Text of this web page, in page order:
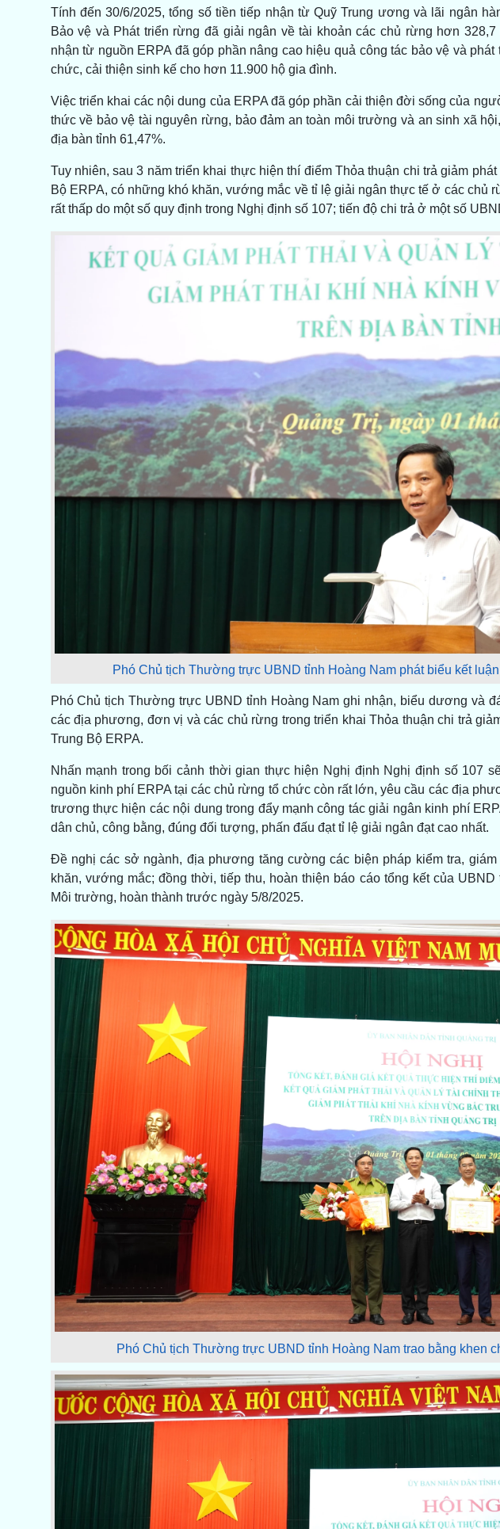
Tính đến 30/6/2025, tổng số tiền tiếp nhận từ Quỹ Trung ương và lãi ngân
Bảo vệ và Phát triển rừng đã giải ngân về tài khoản các chủ rừng hơn
nhận từ nguồn ERPA đã góp phần nâng cao hiệu quả công tác bảo vệ và
chức, cải thiện sinh kế cho hơn 11.900 hộ gia đình.
Việc triển khai các nội dung của ERPA đã góp phần cải thiện đời sống của
thức về bảo vệ tài nguyên rừng, bảo đảm an toàn môi trường và an sinh xã
địa bàn tỉnh 61,47%.
Tuy nhiên, sau 3 năm triển khai thực hiện thí điểm Thỏa thuận chi trả giảm
Bộ ERPA, có những khó khăn, vướng mắc về tỉ lệ giải ngân thực tế ở các chủ
rất thấp do một số quy định trong Nghị định số 107; tiến độ chi trả ở một số
Phó Chủ tịch Thường trực UBND tỉnh Hoàng Nam phát biểu kết
Phó Chủ tịch Thường trực UBND tỉnh Hoàng Nam ghi nhận, biểu dương và
các địa phương, đơn vị và các chủ rừng trong triển khai Thỏa thuận chi trả
Trung Bộ ERPA.
Nhấn mạnh trong bối cảnh thời gian thực hiện Nghị định Nghị định số 107
nguồn kinh phí ERPA tại các chủ rừng tổ chức còn rất lớn, yêu cầu các địa
trương thực hiện các nội dung trong đẩy mạnh công tác giải ngân kinh phí
dân chủ, công bằng, đúng đối tượng, phấn đấu đạt tỉ lệ giải ngân đạt cao nhất.
Đề nghị các sở ngành, địa phương tăng cường các biện pháp kiểm tra,
khăn, vướng mắc; đồng thời, tiếp thu, hoàn thiện báo cáo tổng kết của
Môi trường, hoàn thành trước ngày 5/8/2025.
Phó Chủ tịch Thường trực UBND tỉnh Hoàng Nam trao bằng khen